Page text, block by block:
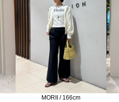
MORII / 166cm